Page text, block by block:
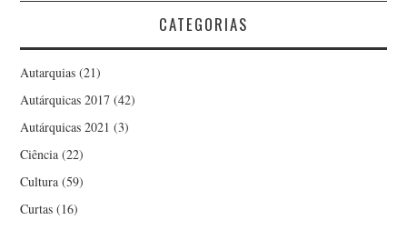
CATEGORIAS
Autarquias (21)
Autárquicas 2017 (42)
Autárquicas 2021 (3)
Ciência (22)
Cultura (59)
Curtas (16)